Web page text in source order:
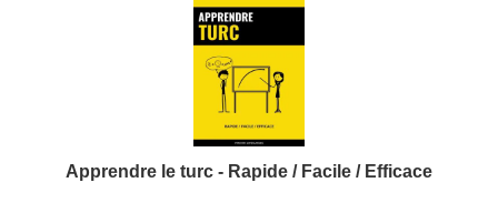
Apprendre le turc - Rapide / Facile / Efficace